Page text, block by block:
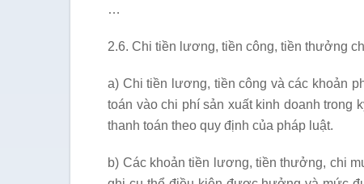
…
2.6. Chi tiền lương, tiền công, tiền thưởng
a) Chi tiền lương, tiền công và các khoản
toán vào chi phí sản xuất kinh doanh trong
thanh toán theo quy định của pháp luật.
b) Các khoản tiền lương, tiền thưởng, chi